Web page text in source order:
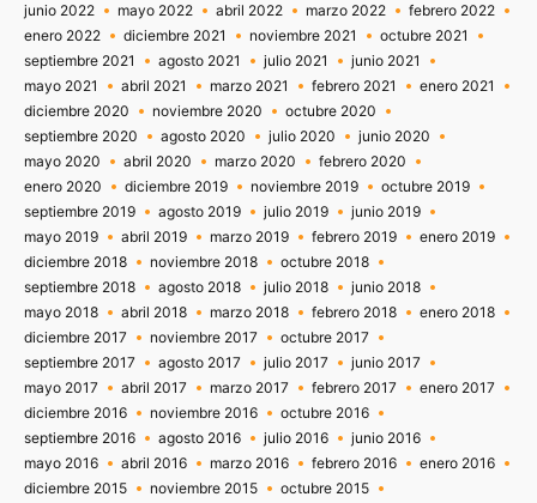
junio 2022
mayo 2022 abril 2022 marzo 2022
febrero 2022
enero 2022
diciembre 2021 noviembre 2021
octubre 2021
septiembre 2021
agosto 2021 julio 2021
junio 2021
mayo 2021
abril 2021 marzo 2021 febrero 2021
enero 2021
diciembre 2020
noviembre 2020
octubre 2020
septiembre 2020
agosto 2020 julio 2020
junio 2020
mayo 2020
abril 2020 marzo 2020
febrero 2020
enero 2020
diciembre 2019 noviembre 2019
octubre 2019
septiembre 2019
agosto 2019 julio 2019
junio 2019
mayo 2019
abril 2019 marzo 2019 febrero 2019
enero 2019
diciembre 2018
noviembre 2018
octubre 2018
septiembre 2018
agosto 2018 julio 2018
junio 2018
mayo 2018
abril 2018 marzo 2018 febrero 2018
enero 2018
diciembre 2017
noviembre 2017
octubre 2017
septiembre 2017
agosto 2017 julio 2017
junio 2017
mayo 2017
abril 2017 marzo 2017 febrero 2017
enero 2017
diciembre 2016
noviembre 2016
octubre 2016
septiembre 2016
agosto 2016 julio 2016
junio 2016
mayo 2016
abril 2016 marzo 2016 febrero 2016
enero 2016
diciembre 2015
noviembre 2015
octubre 2015